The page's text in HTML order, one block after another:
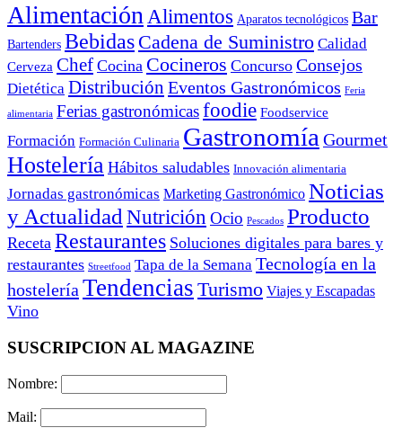
AlimentaciónAlimentos Aparatos tecnológicos Bar
Bartenders Bebidas Cadena de Suministro Calidad
Cerveza Chef Cocina Cocineros Concurso Consejos
Dietética Distribución Eventos Gastronómicos Feria
alimentaria Ferias gastronómicasfoodie Foodservice
Formación Formación Culinaria GastronomíaGourmet
Hostelería Hábitos saludables Innovación alimentaria
Jornadas gastronómicas Marketing Gastronómico Noticias
y ActualidadNutrición Ocio Pescados Producto
Receta Restaurantes Soluciones digitales para bares y
restaurantes Streetfood Tapa de la Semana Tecnología en la
hosteleríaTendencias Turismo Viajes y Escapadas
Vino
SUSCRIPCION AL MAGAZINE
Nombre:
Mail: